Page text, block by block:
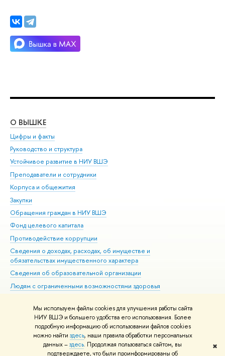
Мы используем файлы cookies для улучшения работы сайта
НИУ ВШЭ и большего удобства его использования. Более
подробную информацию об использовании файлов cookies
можно найти здесь, наши правила обработки персональных
данных –здесь. Продолжая пользоваться сайтом, вы
подтверждаете, что были проинформированы об
✖
О ВЫШКЕ
Цифры и факты
Руководство и структура
Устойчивое развитие в НИУ ВШЭ
Преподаватели и сотрудники
Корпуса и общежития
Закупки
Обращения граждан в НИУ ВШЭ
Фонд целевого капитала
Противодействие коррупции
Сведения о доходах, расходах, об имуществе и
обязательствах имущественного характера
Сведения об образовательной организации
Людям с ограниченными возможностями здоровья
Работа в Вышке